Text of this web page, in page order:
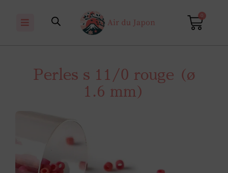
0
Perles s 11/0 rouge (ø
1.6 mm)